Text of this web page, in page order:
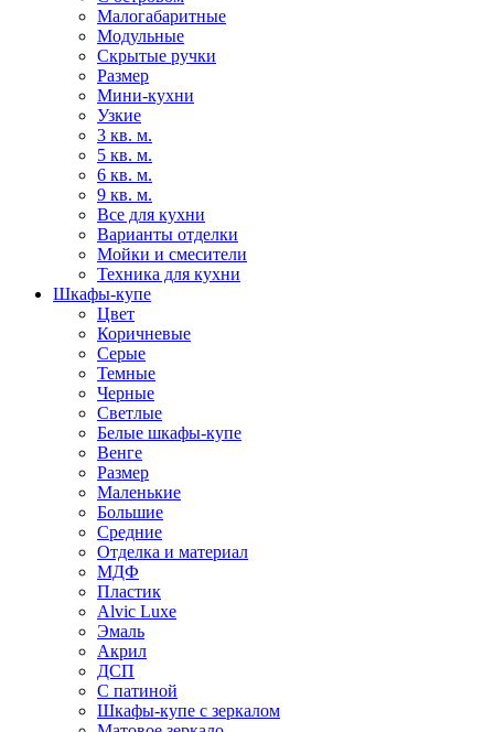
Малогабаритные
Модульные
Скрытые ручки
Размер
Мини-кухни
Узкие
3 кв. м.
5 кв. м.
6 кв. м.
9 кв. м.
Все для кухни
Варианты отделки
Мойки и смесители
Техника для кухни
Шкафы-купе
Цвет
Коричневые
Серые
Темные
Черные
Светлые
Белые шкафы-купе
Венге
Размер
Маленькие
Большие
Средние
Отделка и материал
МДФ
Пластик
Alvic Luxe
Эмаль
Акрил
ДСП
С патиной
Шкафы-купе с зеркалом